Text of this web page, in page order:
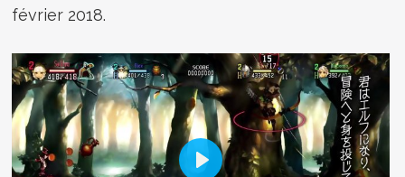
février 2018.